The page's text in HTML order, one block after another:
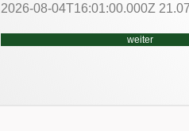
2026-08-04T16:01:00.000Z
weiter